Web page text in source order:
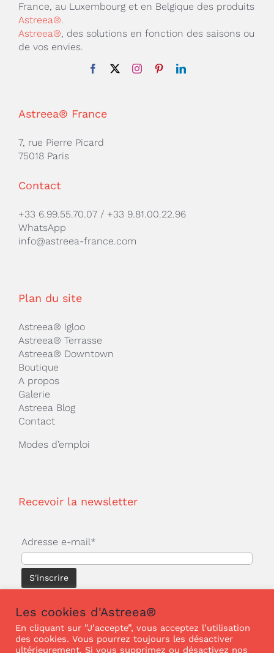
France, au Luxembourg et en Belgique des produits
Astreea®.
Astreea®, des solutions en fonction des saisons ou
de vos envies.
Astreea® France
7, rue Pierre Picard
75018 Paris
Contact
+33 6.99.55.70.07/ +33 9.81.00.22.96
WhatsApp
info@astreea-france.com
Plan du site
Astreea® Igloo
Astreea® Terrasse
Astreea® Downtown
Boutique
A propos
Galerie
Astreea Blog
Contact
Modes d’emploi
Recevoir la newsletter
Adresse e-mail*
© Copyright 2025 | ASTREEA® | Tous droits
Les cookies d'Astreea®
En cliquant sur ”J’accepte”, vous acceptez l’utilisation
des cookies. Vous pourrez toujours les désactiver
ultérieurement. Si vous supprimez ou désactivez nos